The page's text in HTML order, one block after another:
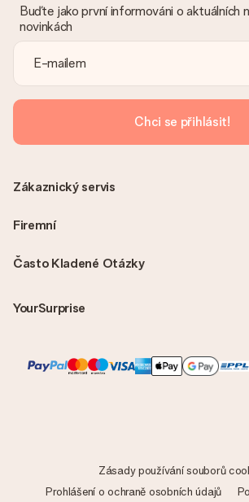
Buďte jako první informováni o aktuálních
novinkách
Chci se přihlásit!
Často Kladené Otázky
YourSurprise
Zákaznický servis
Firemní
Zásady používání souborů
Prohlášení o ochraně osobních údajů